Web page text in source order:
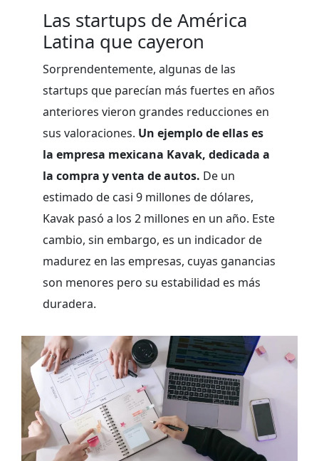
Las startups de América
Latina que cayeron
Sorprendentemente, algunas de las
startups que parecían más fuertes en años
anteriores vieron grandes reducciones en
sus valoraciones. Un ejemplo de ellas es
la empresa mexicana Kavak, dedicada a
la compra y venta de autos. De un
estimado de casi 9 millones de dólares,
Kavak pasó a los 2 millones en un año. Este
cambio, sin embargo, es un indicador de
madurez en las empresas, cuyas ganancias
son menores pero su estabilidad es más
duradera.